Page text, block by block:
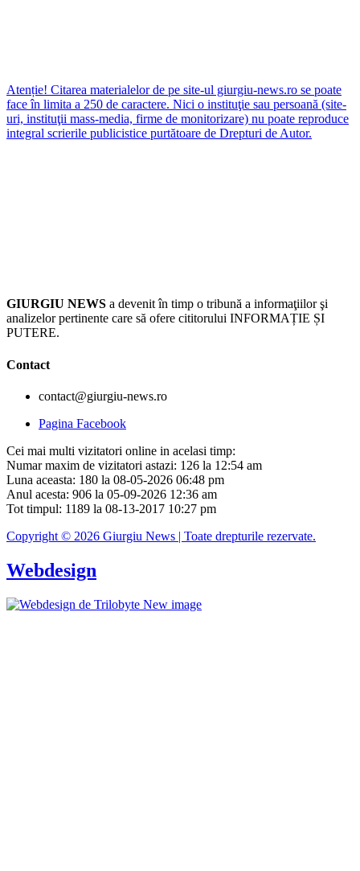
Atenție! Citarea materialelor de pe site-ul giurgiu-news.ro se poate
face în limita a 250 de caractere. Nici o instituţie sau persoană (site-
uri, instituţii mass-media, firme de monitorizare) nu poate reproduce
integral scrierile publicistice purtătoare de Drepturi de Autor.
GIURGIU NEWS a devenit în timp o tribună a informaţiilor şi
analizelor pertinente care să ofere cititorului INFORMAȚIE ȘI
PUTERE.
Contact
contact@giurgiu-news.ro
Pagina Facebook
Cei mai multi vizitatori online in acelasi timp:
Numar maxim de vizitatori astazi: 126 la 12:54 am
Luna aceasta: 180 la 08-05-2026 06:48 pm
Anul acesta: 906 la 05-09-2026 12:36 am
Tot timpul: 1189 la 08-13-2017 10:27 pm
Copyright © 2026 Giurgiu News | Toate drepturile rezervate.
Webdesign